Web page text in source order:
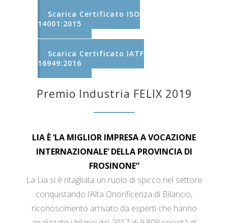
Scarica Certificato ISO
14001:2015
Scarica Certificato IATF
16949:2016
Premio Industria FELIX 2019
LIA È ‘LA MIGLIOR IMPRESA A VOCAZIONE
INTERNAZIONALE’ DELLA PROVINCIA DI
FROSINONE”
La Lia si è ritagliata un ruolo di spicco nel settore
conquistando l’Alta Onorificenza di Bilancio,
riconoscimento arrivato da esperti che hanno